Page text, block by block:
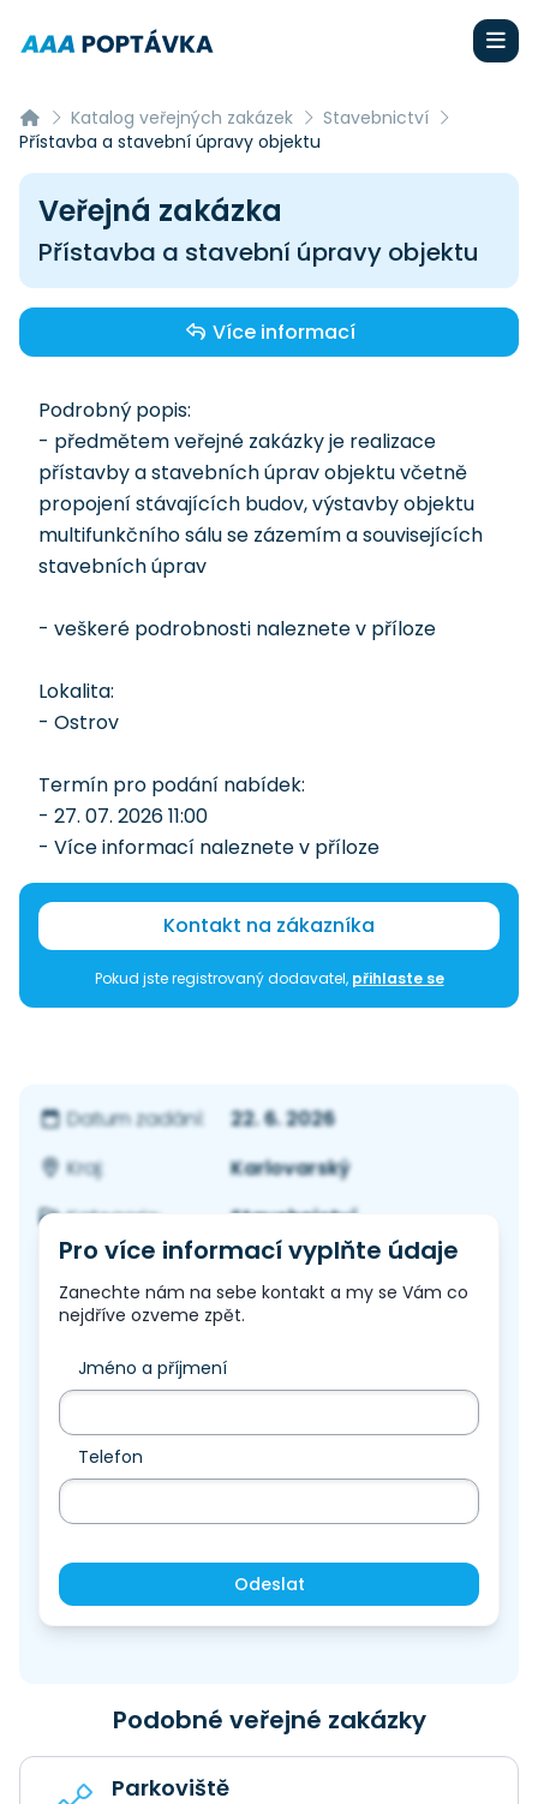
Katalog veřejných zakázek
Stavebnictví
Přístavba a stavební úpravy objektu
Veřejná zakázka
Přístavba a stavební úpravy objektu
Více informací
Podrobný popis:
- předmětem veřejné zakázky je realizace
přístavby a stavebních úprav objektu včetně
propojení stávajících budov, výstavby objektu
multifunkčního sálu se zázemím a souvisejících
stavebních úprav
- veškeré podrobnosti naleznete v příloze
Lokalita:
- Ostrov
Termín pro podání nabídek:
- 27. 07. 2026 11:00
- Více informací naleznete v příloze
Kontakt na zákazníka
Pokud jste registrovaný dodavatel, přihlaste se
Datum zadání:
22. 6. 2026
Kraj:
Karlovarský
Kategorie:
Stavebnictví
Pro více informací vyplňte údaje
Zanechte nám na sebe kontakt a my se Vám co
nejdříve ozveme zpět.
Jméno a příjmení
Telefon
Odeslat
Podobné veřejné zakázky
Parkoviště